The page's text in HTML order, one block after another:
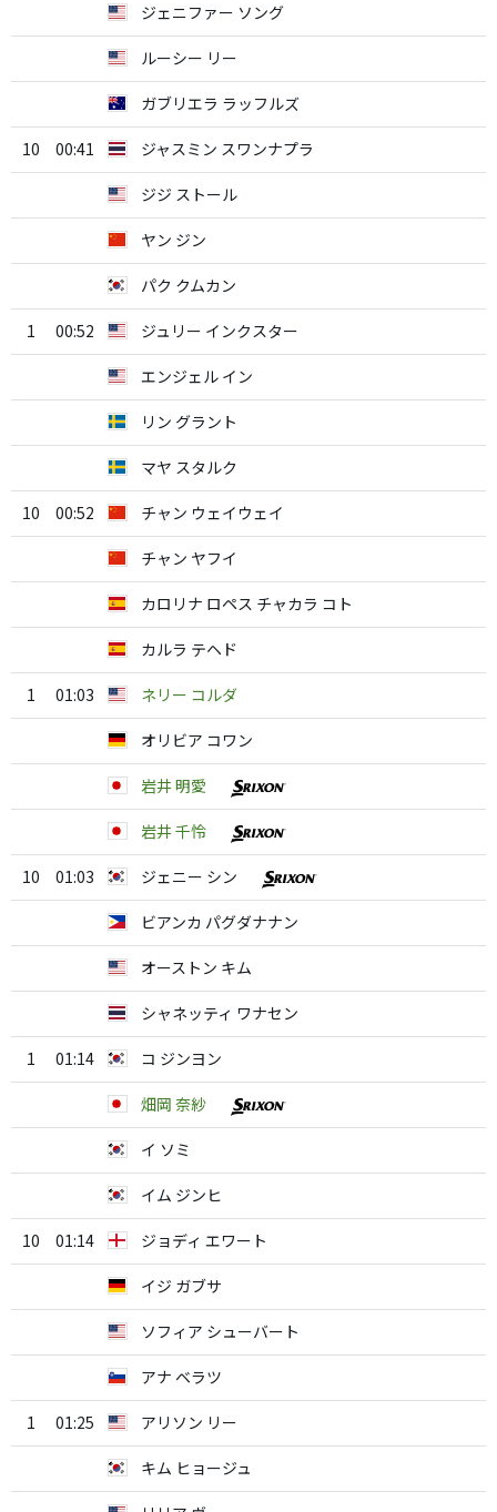
ジェニファー ソング
ルーシー リー
ガブリエラ ラッフルズ
10 00:41 ジャスミン スワンナプラ
ジジ ストール
ヤン ジン
パク クムカン
1 00:52 ジュリー インクスター
エンジェル イン
リン グラント
マヤ スタルク
10 00:52 チャン ウェイウェイ
チャン ヤフイ
カロリナ ロペス チャカラ コト
カルラ テヘド
1 01:03 ネリー コルダ
オリビア コワン
岩井 明愛
岩井 千怜
10 01:03 ジェニー シン
ビアンカ パグダナナン
オーストン キム
シャネッティ ワナセン
1 01:14 コ ジンヨン
畑岡 奈紗
イ ソミ
イム ジンヒ
10 01:14 ジョディ エワート
イジ ガブサ
ソフィア シューバート
アナ ベラツ
1 01:25 アリソン リー
キム ヒョージュ